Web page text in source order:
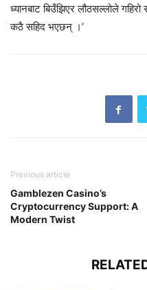
ध्यानबाट बिउँझिएर लौठसल्लोले गहिरो
कठै सहिद भएछन् ।’
Previous article
Gamblezen Casino’s
Cryptocurrency Support: A
Modern Twist